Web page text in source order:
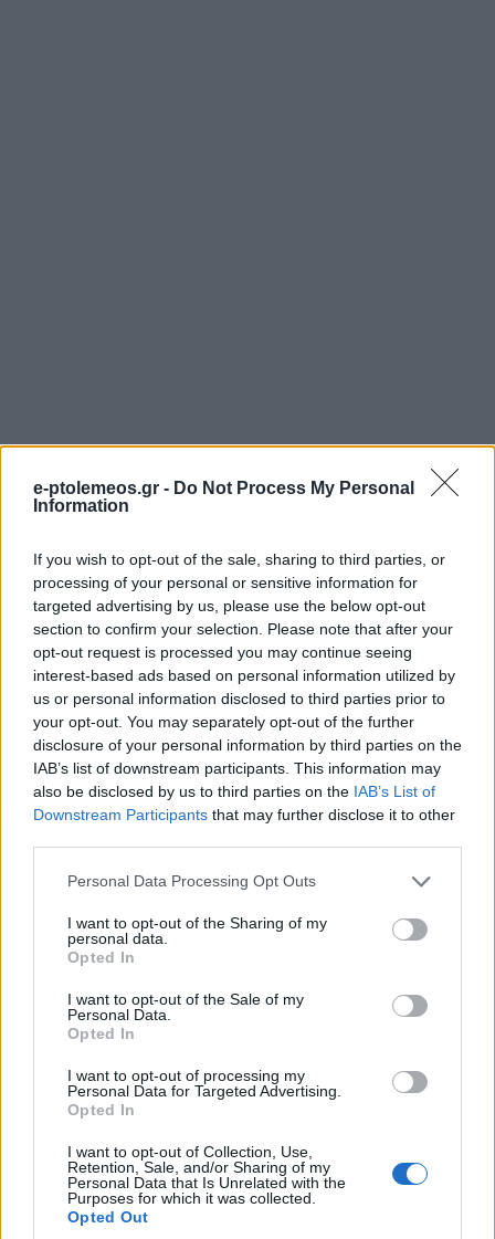
e-ptolemeos.gr - Do Not Process My Personal
Information
If you wish to opt-out of the sale, sharing to third parties, or
processing of your personal or sensitive information for
targeted advertising by us, please use the below opt-out
section to confirm your selection. Please note that after your
opt-out request is processed you may continue seeing
interest-based ads based on personal information utilized by
us or personal information disclosed to third parties prior to
your opt-out. You may separately opt-out of the further
disclosure of your personal information by third parties on the
IAB’s list of downstream participants. This information may
also be disclosed by us to third parties on the IAB’s List of
Downstream Participants that may further disclose it to other
Please note that this website/app uses one or more Google
not limited to your visit or usage behaviour. You may click to
grant or deny consent to Google and its third-party tags to
use your data for below specified purposes in below Google
consent section.
Personal Data Processing Opt Outs
I want to opt-out of the Sharing of my
personal data.
Opted In
I want to opt-out of the Sale of my
Personal Data.
Opted In
I want to opt-out of processing my
Personal Data for Targeted Advertising.
Opted In
I want to opt-out of Collection, Use,
Retention, Sale, and/or Sharing of my
Personal Data that Is Unrelated with the
Purposes for which it was collected.
Opted Out
Οι μουσικές επιλογές
του e-ptolemeos.gr:
Julio Iglesias – Du Bist
Die Sonne In Meinen
5 Αυγούστου 2026, 9:00 μμ
«Ταξίδι στο όνειρο»
τον Μορφωτικό Όμιλο
Βελβεντού